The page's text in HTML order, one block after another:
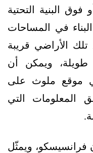
البنية التحتية
في المساحات
الأراضي قريبة
ويمكن أن
موقع ملوث على
المعلومات التي
ويمثّل